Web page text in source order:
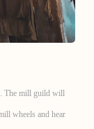
The mill guild will
wheels and hear